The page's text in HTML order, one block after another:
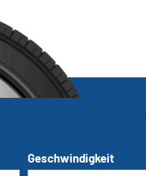
Geschwindigkeit